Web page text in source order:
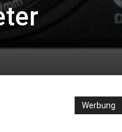
Werbung